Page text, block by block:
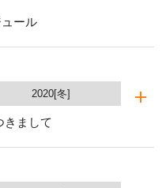
ール
2020[冬]
きまして